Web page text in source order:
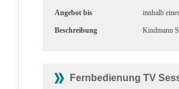
Angebot bis innhalb
Beschreibung Kindmann
Fernbedienung TV